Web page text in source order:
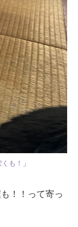
も！ 」
！！って寄っ